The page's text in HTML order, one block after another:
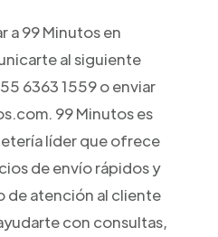
a 99 Minutos en
al siguiente
6363 1559 o enviar
99 Minutos es
líder que ofrece
de envío rápidos y
de atención al cliente
con consultas,